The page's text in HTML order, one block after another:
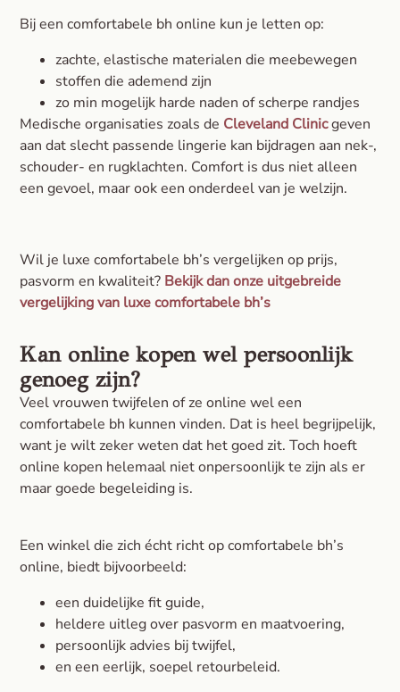
Bij een comfortabele bh online kun je letten op:
zachte, elastische materialen die meebewegen
stoffen die ademend zijn
zo min mogelijk harde naden of scherpe randjes
Medische organisaties zoals de Cleveland Clinicgeven
aan dat slecht passende lingerie kan bijdragen aan nek-,
schouder- en rugklachten. Comfort is dus niet alleen
een gevoel, maar ook een onderdeel van je welzijn.
Wil je luxe comfortabele bh’s vergelijken op prijs,
pasvorm en kwaliteit? Bekijk dan onze uitgebreide
vergelijking van luxe comfortabele bh’s
Kan online kopen wel persoonlijk
genoeg zijn?
Veel vrouwen twijfelen of ze online wel een
comfortabele bh kunnen vinden. Dat is heel begrijpelijk,
want je wilt zeker weten dat het goed zit. Toch hoeft
online kopen helemaal niet onpersoonlijk te zijn als er
maar goede begeleiding is.
Een winkel die zich écht richt op comfortabele bh’s
online, biedt bijvoorbeeld:
een duidelijke fit guide,
heldere uitleg over pasvorm en maatvoering,
persoonlijk advies bij twijfel,
en een eerlijk, soepel retourbeleid.